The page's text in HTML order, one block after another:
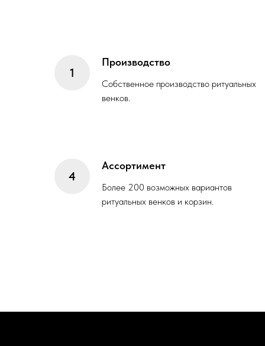
Производство
Собственное производство ритуальных
венков.
Ассортимент
Более 200 возможных вариантов
ритуальных венков и корзин.